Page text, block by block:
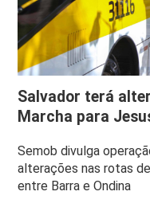
Salvador terá
Marcha para
Semob divulga
alterações nas rotas
entre Barra e Ondina